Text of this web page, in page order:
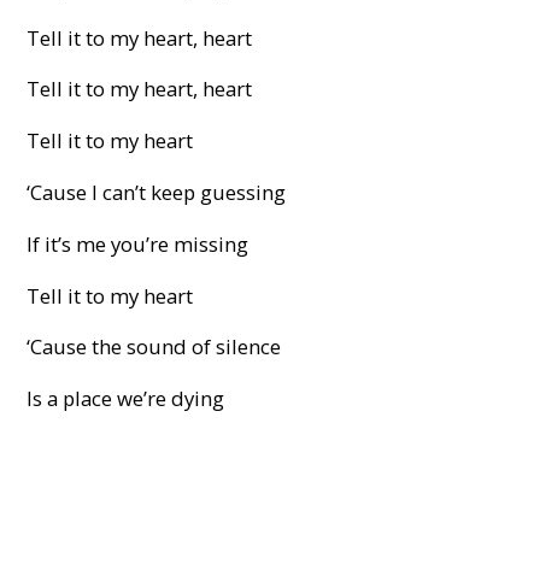
Tell it to my heart, heart
Tell it to my heart, heart
Tell it to my heart
‘Cause I can’t keep guessing
If it’s me you’re missing
Tell it to my heart
‘Cause the sound of silence
Is a place we’re dying